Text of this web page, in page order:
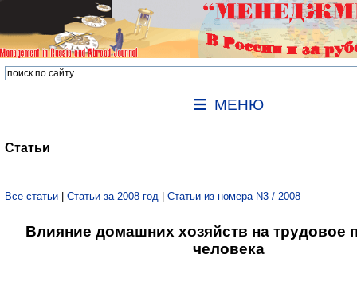
МЕНЮ
Статьи
Все статьи | Статьи за 2008 год | Статьи из номера N3 / 2008
Влияние домашних хозяйств на трудовое
человека